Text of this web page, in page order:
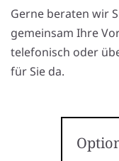
Gerne beraten wir
gemeinsam Ihre
telefonisch oder
für Sie da.